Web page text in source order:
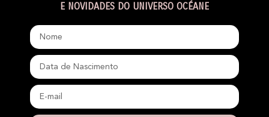
E NOVIDADES DO UNIVERSO OCÉANE